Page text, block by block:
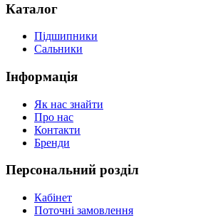
Каталог
Підшипники
Сальники
Інформація
Як нас знайти
Про нас
Контакти
Бренди
Персональний розділ
Кабінет
Поточні замовлення